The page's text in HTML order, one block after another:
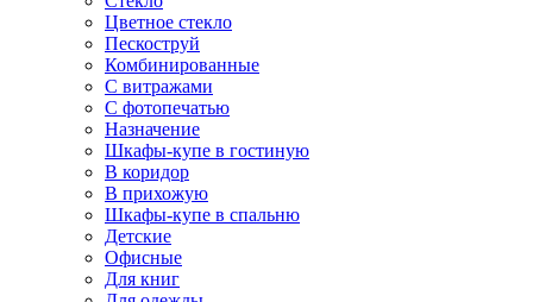
Цветное стекло
Пескоструй
Комбинированные
С витражами
С фотопечатью
Назначение
Шкафы-купе в гостиную
В коридор
В прихожую
Шкафы-купе в спальню
Детские
Офисные
Для книг